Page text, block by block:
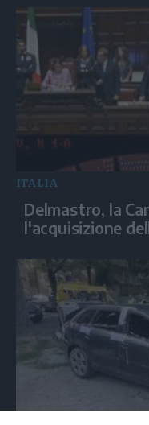
ITALIA
Delmastro, la
l'acquisizione